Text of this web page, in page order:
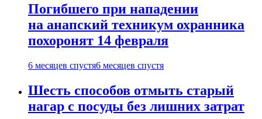
Погибшего при нападении
на анапский техникум охранника
похоронят 14 февраля
6 месяцев спустя6 месяцев спустя
Шесть способов отмыть старый
нагар с посуды без лишних затрат